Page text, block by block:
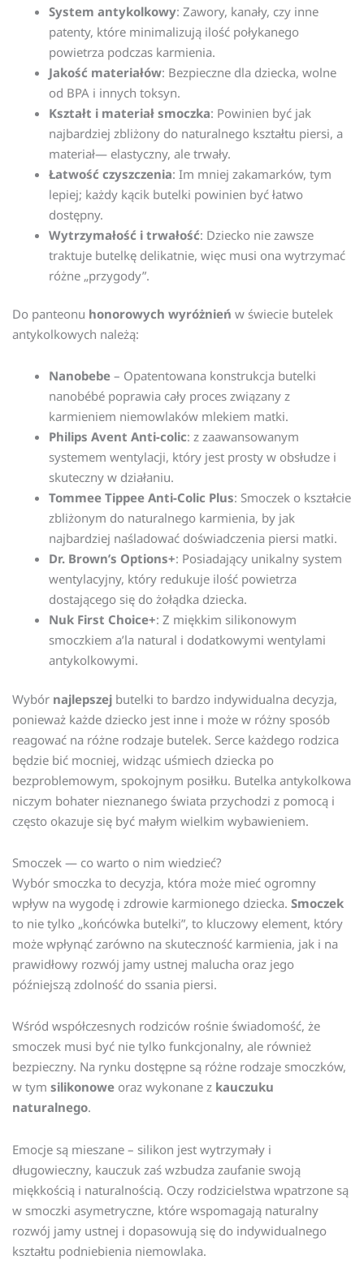
System antykolkowy: Zawory, kanały, czy inne
patenty, które minimalizują ilość połykanego
powietrza podczas karmienia.
Jakość materiałów: Bezpieczne dla dziecka, wolne
od BPA i innych toksyn.
Kształt i materiał smoczka: Powinien być jak
najbardziej zbliżony do naturalnego kształtu piersi, a
materiał— elastyczny, ale trwały.
Łatwość czyszczenia: Im mniej zakamarków, tym
lepiej; każdy kącik butelki powinien być łatwo
dostępny.
Wytrzymałość i trwałość: Dziecko nie zawsze
traktuje butelkę delikatnie, więc musi ona wytrzymać
różne „przygody”.
Do panteonu honorowych wyróżnień w świecie butelek
antykolkowych należą:
Nanobebe – Opatentowana konstrukcja butelki
nanobébé poprawia cały proces związany z
karmieniem niemowlaków mlekiem matki.
Philips Avent Anti-colic: z zaawansowanym
systemem wentylacji, który jest prosty w obsłudze i
skuteczny w działaniu.
Tommee Tippee Anti-Colic Plus: Smoczek o kształcie
zbliżonym do naturalnego karmienia, by jak
najbardziej naśladować doświadczenia piersi matki.
Dr. Brown’s Options+: Posiadający unikalny system
wentylacyjny, który redukuje ilość powietrza
dostającego się do żołądka dziecka.
Nuk First Choice+: Z miękkim silikonowym
smoczkiem a’la natural i dodatkowymi wentylami
antykolkowymi.
Wybór najlepszej butelki to bardzo indywidualna decyzja,
ponieważ każde dziecko jest inne i może w różny sposób
reagować na różne rodzaje butelek. Serce każdego rodzica
będzie bić mocniej, widząc uśmiech dziecka po
bezproblemowym, spokojnym posiłku. Butelka antykolkowa
niczym bohater nieznanego świata przychodzi z pomocą i
często okazuje się być małym wielkim wybawieniem.
Smoczek — co warto o nim wiedzieć?
Wybór smoczka to decyzja, która może mieć ogromny
wpływ na wygodę i zdrowie karmionego dziecka. Smoczek
to nie tylko „końcówka butelki”, to kluczowy element, który
może wpłynąć zarówno na skuteczność karmienia, jak i na
prawidłowy rozwój jamy ustnej malucha oraz jego
późniejszą zdolność do ssania piersi.
Wśród współczesnych rodziców rośnie świadomość, że
smoczek musi być nie tylko funkcjonalny, ale również
bezpieczny. Na rynku dostępne są różne rodzaje smoczków,
w tym silikonowe oraz wykonane z kauczuku
naturalnego.
Emocje są mieszane – silikon jest wytrzymały i
długowieczny, kauczuk zaś wzbudza zaufanie swoją
miękkością i naturalnością. Oczy rodzicielstwa wpatrzone są
w smoczki asymetryczne, które wspomagają naturalny
rozwój jamy ustnej i dopasowują się do indywidualnego
kształtu podniebienia niemowlaka.